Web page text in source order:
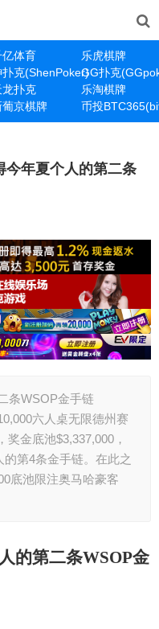
亿体育
乐虎棋牌
扑克(ShenPoker)GG扑克
龙扑克
乐淘棋牌
葡京棋牌 币投
今年夏个人的第二条
条WSOP金手链
六人桌无限德州赛
金底池$3,337,000，
的第4条金手链。在此之
底池限注奥马哈豪客
的第二条WSOP金